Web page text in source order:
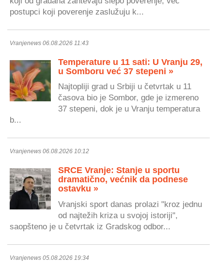
postupci koji poverenje zaslužuju k...
Vranjenews 06.08.2026 11:43
Temperature u 11 sati: U Vranju 29,
u Somboru već 37 stepeni »
Najtopliji grad u Srbiji u četvrtak u 11
časova bio je Sombor, gde je izmereno
37 stepeni, dok je u Vranju temperatura
b...
Vranjenews 06.08.2026 10:12
SRCE Vranje: Stanje u sportu
dramatično, većnik da podnese
ostavku »
Vranjski sport danas prolazi "kroz jednu
od najtežih kriza u svojoj istoriji",
saopšteno je u četvrtak iz Gradskog odbor...
Vranjenews 05.08.2026 19:34